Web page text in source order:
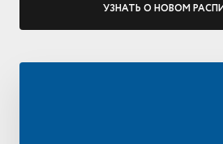
УЗНАТЬ О НОВОМ